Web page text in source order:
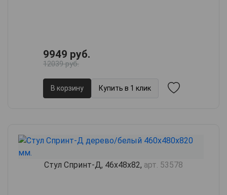
9949 руб.
12039 руб.
В корзину Купить в 1 клик
Стул Спринт-Д, 46х48х82, арт. 53578